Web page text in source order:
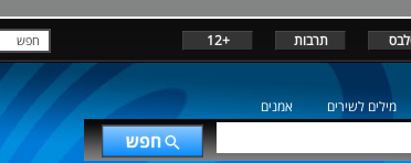
תרבות +12
מילים לשירים אמנים